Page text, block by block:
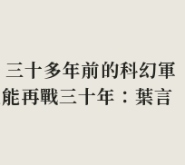
十多年前的科幻軍
再戰三十年：葉言